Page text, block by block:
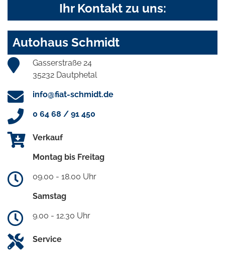
Ihr Kontakt zu uns:
Autohaus Schmidt
Gasserstraße 24
35232 Dautphetal
info@fiat-schmidt.de
0 64 68 / 91 450
Verkauf
Montag bis Freitag
09.00 - 18.00 Uhr
Samstag
9.00 - 12.30 Uhr
Service